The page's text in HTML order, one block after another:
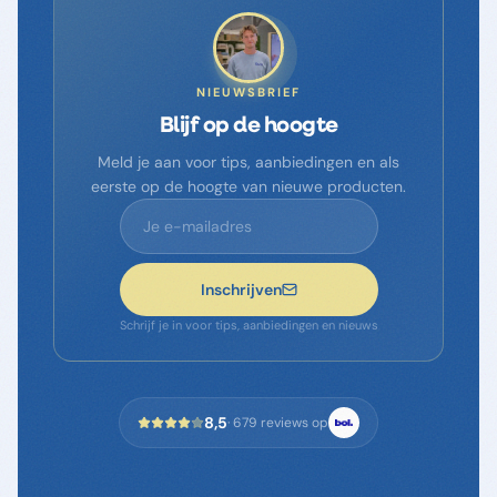
NIEUWSBRIEF
Blijf op de hoogte
Meld je aan voor tips, aanbiedingen en als
eerste op de hoogte van nieuwe producten.
Inschrijven
Schrijf je in voor tips, aanbiedingen en nieuws
8,5·679 reviews op